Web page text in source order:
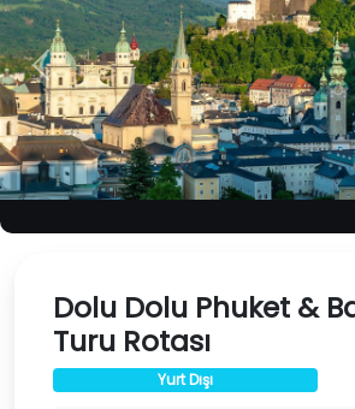
Previous
Dolu Dolu Phuket &
Turu Rotası
Yurt Dışı